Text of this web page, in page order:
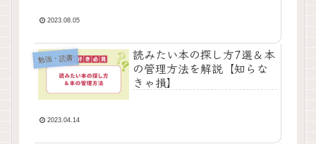
2023.08.05
勉強・読書
読みたい本の探し方7選＆本
の管理方法を解説【知らな
きゃ損】
2023.04.14